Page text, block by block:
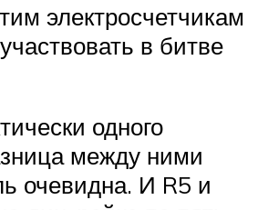
электросчетчикам
в битве
одного
между ними
очевидна. И R5 и